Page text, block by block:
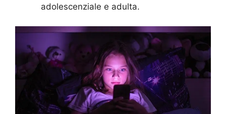
adolescenziale e adulta.